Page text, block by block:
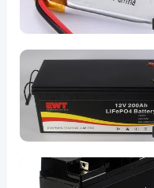
Pack
Batería de
poliéster
de litio
2025-
#
Batería
de
poliéster
de litio